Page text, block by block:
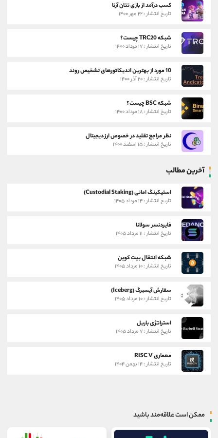
کسب درآمد از بازی تتان آرنا
تاریخ انتشار : ۲۲ مهر ۱۴۰۰
شبکه TRC20 چیست؟
تاریخ انتشار : ۱۷ مرداد ۱۴۰۰
10 مورد از بهترین اندیکاتورهای تشخیص روند
تاریخ انتشار : ۲۰ آذر ۱۴۰۰
شبکه BSC چیست؟
تاریخ انتشار : ۱۸ مرداد ۱۴۰۰
نظر مراجع تقلید در خصوص ارز دیجیتال
تاریخ انتشار : ۱۵ اسفند ۱۴۰۰
آخرین مطالب
استیکینگ امانی (Custodial Staking)
تاریخ انتشار : ۱۴ مرداد ۱۴۰۵
فایردنسر سولانا
تاریخ انتشار : ۱۱ مرداد ۱۴۰۵
شبکه انتقال بیت کوین
تاریخ انتشار : ۱۰ مرداد ۱۴۰۵
سفارش آیسبرگ (Iceberg)
تاریخ انتشار : ۱۰ مرداد ۱۴۰۵
استراتژی باربل
تاریخ انتشار : ۷ مرداد ۱۴۰۵
معماری RISC V
تاریخ انتشار : ۱۴ بهمن ۱۴۰۴
ممکن است علاقه‌مند باشید